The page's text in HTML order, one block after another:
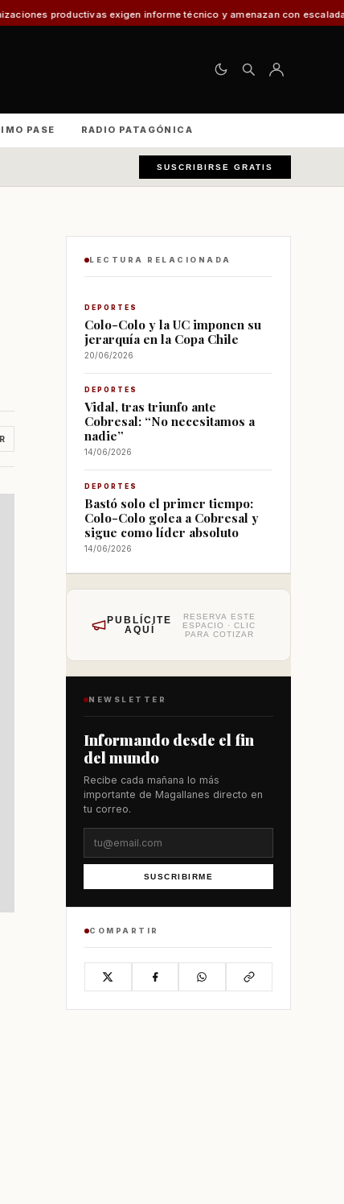
exigen informe técnico y amenazan con escalada nacional El
PASE RADIO PATAGÓNICA
SUSCRIBIRSE GRATIS
LECTURA RELACIONADA
DEPORTES
Colo-Colo y la UC imponen su
jerarquía en la Copa Chile
20/06/2026
DEPORTES
Vidal, tras triunfo ante
Cobresal: “No necesitamos a
nadie”
14/06/2026
DEPORTES
Bastó solo el primer tiempo:
Colo-Colo golea a Cobresal y
sigue como líder absoluto
14/06/2026
PUBLÍCITE
AQUÍ
RESERVA ESTE
ESPACIO · CLIC
PARA COTIZAR
NEWSLETTER
Informando desde el fin
del mundo
Recibe cada mañana lo más
importante de Magallanes directo en
tu correo.
SUSCRIBIRME
COMPARTIR